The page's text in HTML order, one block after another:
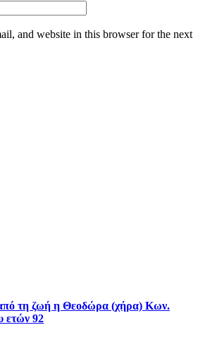
and website in this browser for the next
τη ζωή η Θεοδώρα (χήρα) Κων.
ετών 92